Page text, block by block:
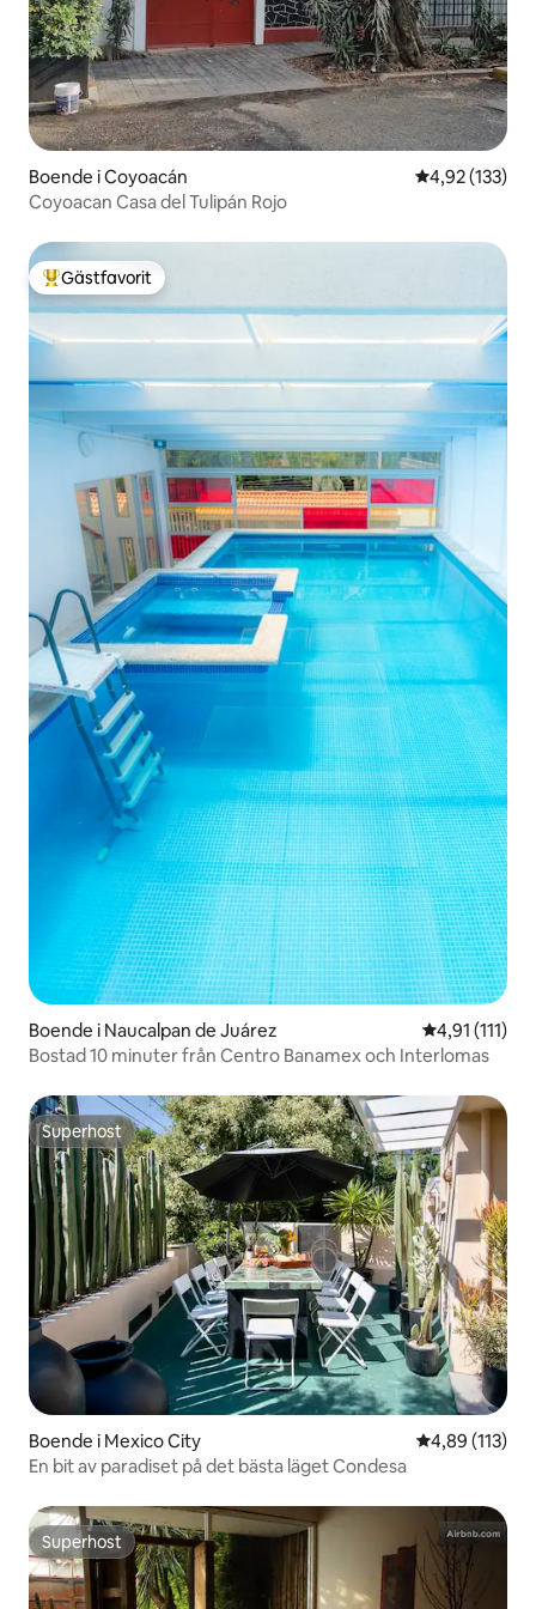
Boende i Coyoacán 4,92 av 5 i
4,92 (133)
Coyoacan Casa del Tulipán Rojo
Populär gästfavorit
Gästfavorit
Boende i Naucalpan de Juárez 4,91 av 5 i
4,91 (111)
Bostad 10 minuter från Centro Banamex och Interlomas
Superhost
Superhost
Boende i Mexico City 4,89 av 5 i
4,89 (113)
En bit av paradiset på det bästa läget Condesa
Superhost
Superhost